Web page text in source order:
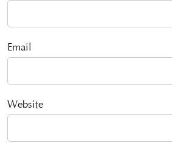
Email
Website